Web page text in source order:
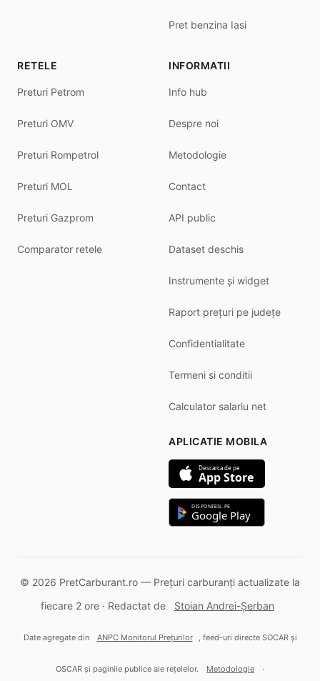
Pret benzina Iasi
RETELE
Preturi Petrom
Preturi OMV
Preturi Rompetrol
Preturi MOL
Preturi Gazprom
Comparator retele
INFORMATII
Info hub
Despre noi
Metodologie
Contact
API public
Dataset deschis
Instrumente și widget
Raport prețuri pe județe
Confidentialitate
Termeni si conditii
Calculator salariu net
APLICATIE MOBILA
Descarca de pe
App Store
DISPONIBIL PE
Google Play
© 2026 PretCarburant.ro — Prețuri carburanți actualizate la
fiecare 2 ore · Redactat de
Stoian Andrei-Șerban
Date agregate din ANPC Monitorul Prețurilor , feed-uri directe SOCAR și
OSCAR și paginile publice ale rețelelor. Metodologie ·